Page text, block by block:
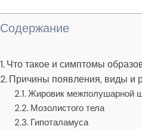
Содержание
Что такое и симптомы
Причины появления, виды и
Жировик межполушарной
Мозолистого тела
Гипоталамуса